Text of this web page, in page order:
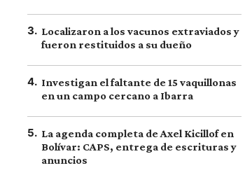
3. Localizaron a los vacunos extraviados y
fueron restituidos a su dueño
4. Investigan el faltante de 15 vaquillonas
en un campo cercano a Ibarra
5. La agenda completa de Axel Kicillof en
Bolívar: CAPS, entrega de escrituras y
anuncios